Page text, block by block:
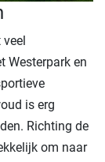
Westerpark en
is erg
Richting de
om naar